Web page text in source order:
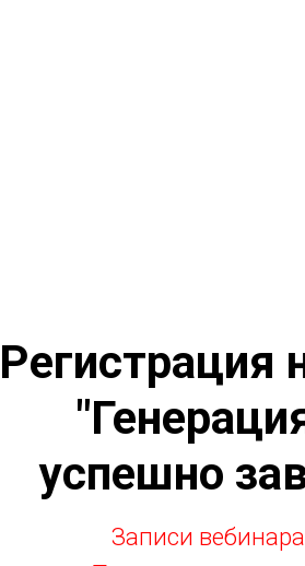
Регистрация
успешно
Записи вебинара